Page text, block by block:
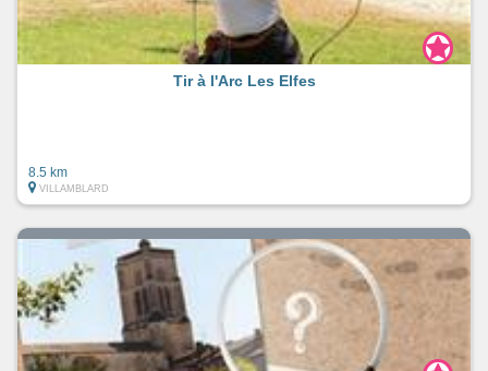
Tir à l'Arc Les Elfes
8.5 km
VILLAMBLARD